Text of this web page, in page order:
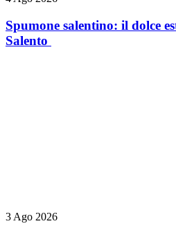
Spumone salentino: il dolce
Salento
3 Ago 2026